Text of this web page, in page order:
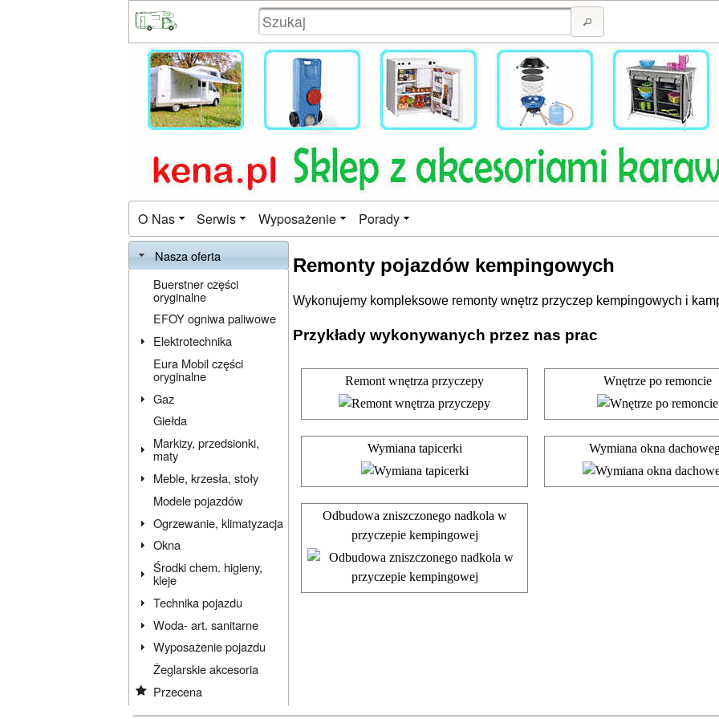
O Nas Serwis Wyposażenie Porady
Nasza oferta
Buerstner części
oryginalne
EFOY ogniwa paliwowe
Elektrotechnika
Eura Mobil części
oryginalne
Gaz
Giełda
Markizy, przedsionki,
maty
Meble, krzesła, stoły
Modele pojazdów
Ogrzewanie, klimatyzacja
Okna
Środki chem. higieny,
kleje
Technika pojazdu
Woda- art. sanitarne
Wyposażenie pojazdu
Żeglarskie akcesoria
Przecena
Remonty pojazdów kempingowych
Wykonujemy kompleksowe remonty wnętrz przyczep kempingowych i
Przykłady wykonywanych przez nas prac
Remont wnętrza przyczepy Wnętrze po remoncie
Wymiana tapicerki Wymiana okna
Odbudowa zniszczonego nadkola w
przyczepie kempingowej